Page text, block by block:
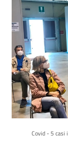
Covid - 5 casi